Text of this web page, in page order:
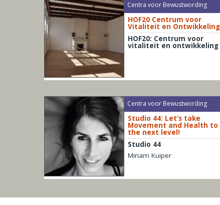
Centra voor Bewustwording
HOF20 Centrum voor
Vitaliteit en Ontwikkeling
HOF20: Centrum voor
vitaliteit en ontwikkeling
Centra voor Bewustwording
Studio 44: Let’s take
Movement and Health to
the next level!
Studio 44
Miriam Kuiper